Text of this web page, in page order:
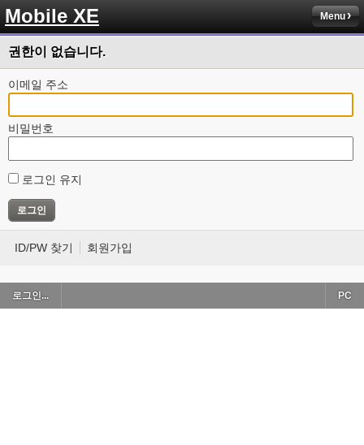
Mobile XE Menu
권한이 없습니다.
이메일 주소
비밀번호
로그인 유지
ID/PW 찾기 회원가입
로그인... PC